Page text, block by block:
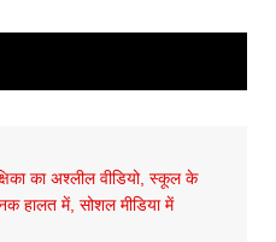
का अश्लील वीडियो, स्कूल के
हालत में, सोशल मीडिया में